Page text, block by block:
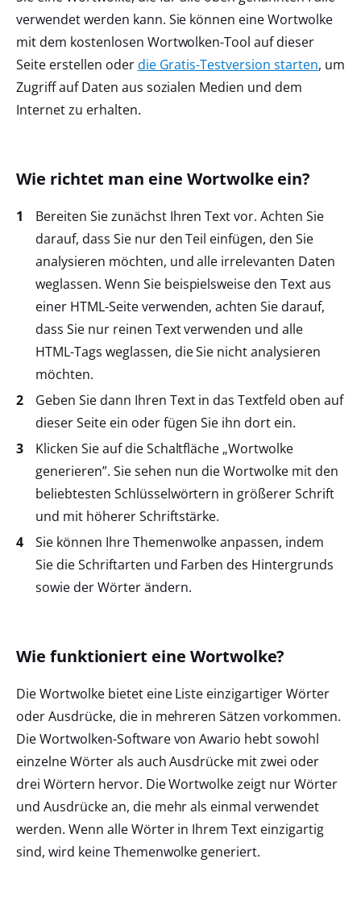
verwendet werden kann. Sie können eine Wortwolke
mit dem kostenlosen Wortwolken-Tool auf dieser
Seite erstellen oderdie Gratis-Testversion starten, um
Zugriff auf Daten aus sozialen Medien und dem
Internet zu erhalten.
Wie richtet man eine Wortwolke ein?
Bereiten Sie zunächst Ihren Text vor. Achten Sie
darauf, dass Sie nur den Teil einfügen, den Sie
analysieren möchten, und alle irrelevanten Daten
weglassen. Wenn Sie beispielsweise den Text aus
einer HTML-Seite verwenden, achten Sie darauf,
dass Sie nur reinen Text verwenden und alle
HTML-Tags weglassen, die Sie nicht analysieren
möchten.
Geben Sie dann Ihren Text in das Textfeld oben auf
dieser Seite ein oder fügen Sie ihn dort ein.
Klicken Sie auf die Schaltfläche „Wortwolke
generieren”. Sie sehen nun die Wortwolke mit den
beliebtesten Schlüsselwörtern in größerer Schrift
und mit höherer Schriftstärke.
Sie können Ihre Themenwolke anpassen, indem
Sie die Schriftarten und Farben des Hintergrunds
sowie der Wörter ändern.
Wie funktioniert eine Wortwolke?
Die Wortwolke bietet eine Liste einzigartiger Wörter
oder Ausdrücke, die in mehreren Sätzen vorkommen.
Die Wortwolken-Software von Awario hebt sowohl
einzelne Wörter als auch Ausdrücke mit zwei oder
drei Wörtern hervor. Die Wortwolke zeigt nur Wörter
und Ausdrücke an, die mehr als einmal verwendet
werden. Wenn alle Wörter in Ihrem Text einzigartig
sind, wird keine Themenwolke generiert.